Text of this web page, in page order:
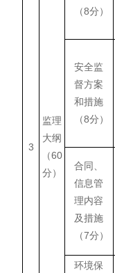
3
监理
大纲
（60
分）
（8分）
安全监
督方案
和措施
（8分）
合同、
信息管
理内容
及措施
（7分）
环境保